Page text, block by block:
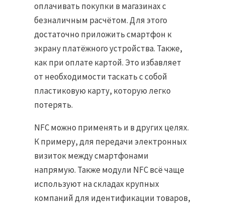
оплачивать покупки в магазинах с
безналичным расчётом. Для этого
достаточно приложить смартфон к
экрану платёжного устройства. Также,
как при оплате картой. Это избавляет
от необходимости таскать с собой
пластиковую карту, которую легко
потерять.
NFC можно применять и в других целях.
К примеру, для передачи электронных
визиток между смартфонами
напрямую. Также модули NFC всё чаще
используют на складах крупных
компаний для идентификации товаров,